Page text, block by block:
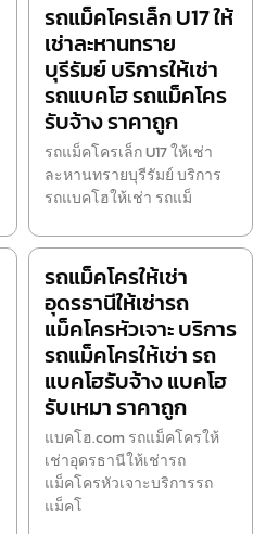
รถแม็คโครเล็ก U17 ให้
เช่าละหานทราย
บุรีรัมย์ บริการให้เช่า
รถแบคโฮ รถแม็คโคร
รับจ้าง ราคาถูก
รถแม็คโครเล็ก U17 ให้เช่า
ละหานทรายบุรีรัมย์ บริการ
รถแบคโฮให้เช่า รถแม็
รถแม็คโครให้เช่า
อุดรธานีให้เช่ารถ
แม็คโครหัวเจาะ บริการ
รถแม็คโครให้เช่า รถ
แบคโฮรับจ้าง แบคโฮ
รับเหมา ราคาถูก
แบคโฮ.com รถแม็คโครให้
เช่าอุดรธานีให้เช่ารถ
แม็คโครหัวเจาะบริการรถ
แม็คโ